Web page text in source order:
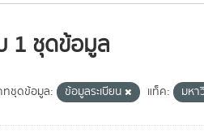
1 ชุดข้อมูล
ทชุดข้อมูล: ข้อมูลระเบียน แท็ค: มหา